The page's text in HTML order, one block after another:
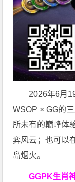
2026年6月
WSOP × GG的
所未有的巅峰体
弈风云；也可以
岛烟火。
GGPK生肖